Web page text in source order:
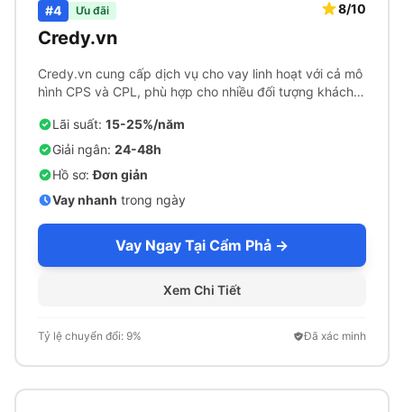
#4 Ưu đãi
Credy.vn
8/10
Credy.vn cung cấp dịch vụ cho vay linh hoạt với cả mô
hình CPS và CPL, phù hợp cho nhiều đối tượng khách
Lãi suất: 15-25%/năm
Giải ngân: 24-48h
Hồ sơ:Đơn giản
Vay nhanh trong ngày
Vay Ngay Tại Cẩm Phả →
Xem Chi Tiết
Tỷ lệ chuyển đổi: 9% Đã xác minh